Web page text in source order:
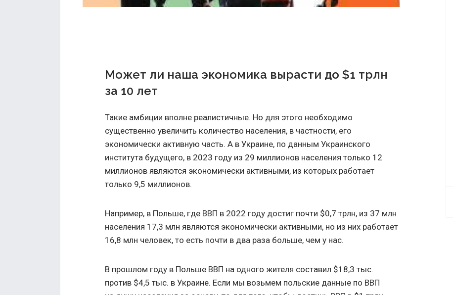
Может ли наша экономика вырасти до $1 трлн
за 10 лет
Такие амбиции вполне реалистичные. Но для этого необходимо
существенно увеличить количество населения, в частности, его
экономически активную часть. А в Украине, по данным Украинского
института будущего, в 2023 году из 29 миллионов населения только 12
миллионов являются экономически активными, из которых работает
только 9,5 миллионов.
Например, в Польше, где ВВП в 2022 году достиг почти $0,7 трлн, из 37 млн
населения 17,3 млн являются экономически активными, но из них работает
16,8 млн человек, то есть почти в два раза больше, чем у нас.
В прошлом году в Польше ВВП на одного жителя составил $18,3 тыс.
против $4,5 тыс. в Украине. Если мы возьмем польские данные по ВВП